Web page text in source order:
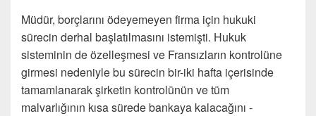
Müdür, borçlarını ödeyemeyen firma için hukuki
sürecin derhal başlatılmasını istemişti. Hukuk
sisteminin de özelleşmesi ve Fransızların kontrolüne
girmesi nedeniyle bu sürecin bir-iki hafta içerisinde
tamamlanarak şirketin kontrolünün ve tüm
malvarlığının kısa sürede bankaya kalacağını -